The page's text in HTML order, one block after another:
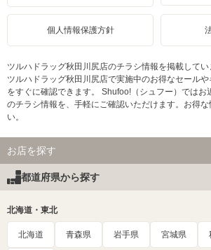
個人情報保護方針
ツルハドラッグ秋田川尻店のチラシ情報を掲載してい
ツルハドラッグ秋田川尻店で実施中のお得なセール
をすぐに確認できます。 Shufoo!（シュフー）ではお
のチラシ情報を、手軽にご確認いただけます。お得
い。
お店を探す
都道府県から探す
北海道・東北
北海道 青森県 岩手県 宮城県